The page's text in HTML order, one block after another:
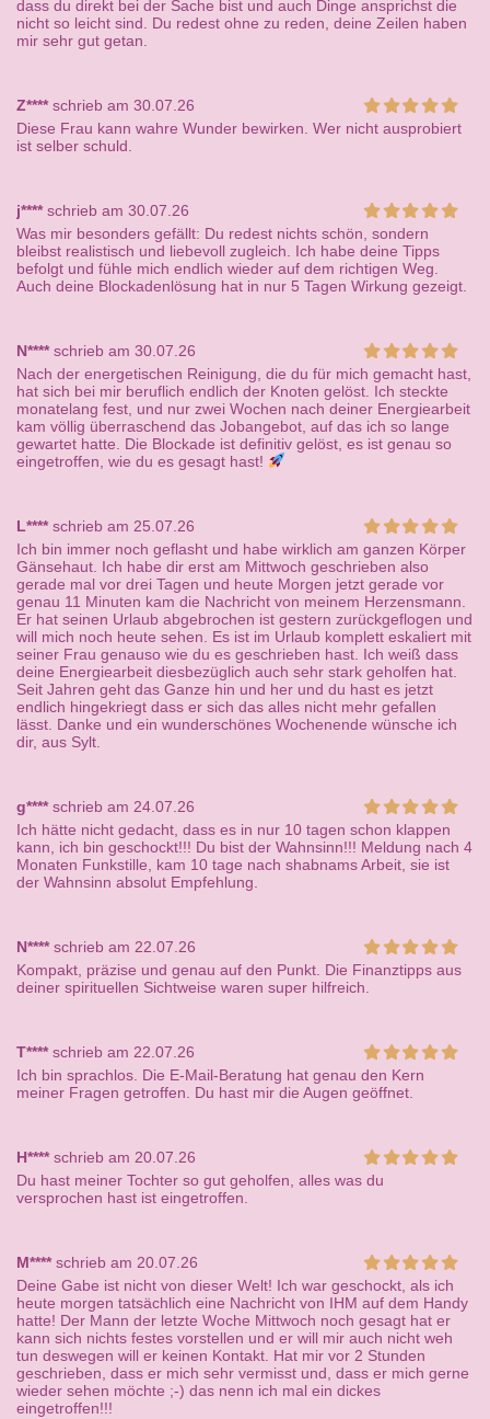
dass du direkt bei der Sache bist und auch Dinge ansprichst die
nicht so leicht sind. Du redest ohne zu reden, deine Zeilen haben
mir sehr gut getan.
Z****schrieb am 30.07.26
Diese Frau kann wahre Wunder bewirken. Wer nicht ausprobiert
ist selber schuld.
j****schrieb am 30.07.26
Was mir besonders gefällt: Du redest nichts schön, sondern
bleibst realistisch und liebevoll zugleich. Ich habe deine Tipps
befolgt und fühle mich endlich wieder auf dem richtigen Weg.
Auch deine Blockadenlösung hat in nur 5 Tagen Wirkung gezeigt.
N****schrieb am 30.07.26
Nach der energetischen Reinigung, die du für mich gemacht hast,
hat sich bei mir beruflich endlich der Knoten gelöst. Ich steckte
monatelang fest, und nur zwei Wochen nach deiner Energiearbeit
kam völlig überraschend das Jobangebot, auf das ich so lange
gewartet hatte. Die Blockade ist definitiv gelöst, es ist genau so
eingetroffen, wie du es gesagt hast!
L****schrieb am 25.07.26
Ich bin immer noch geflasht und habe wirklich am ganzen Körper
Gänsehaut. Ich habe dir erst am Mittwoch geschrieben also
gerade mal vor drei Tagen und heute Morgen jetzt gerade vor
genau 11 Minuten kam die Nachricht von meinem Herzensmann.
Er hat seinen Urlaub abgebrochen ist gestern zurückgeflogen und
will mich noch heute sehen. Es ist im Urlaub komplett eskaliert mit
seiner Frau genauso wie du es geschrieben hast. Ich weiß dass
deine Energiearbeit diesbezüglich auch sehr stark geholfen hat.
Seit Jahren geht das Ganze hin und her und du hast es jetzt
endlich hingekriegt dass er sich das alles nicht mehr gefallen
lässt. Danke und ein wunderschönes Wochenende wünsche ich
dir, aus Sylt.
g****schrieb am 24.07.26
Ich hätte nicht gedacht, dass es in nur 10 tagen schon klappen
kann, ich bin geschockt!!! Du bist der Wahnsinn!!! Meldung nach 4
Monaten Funkstille, kam 10 tage nach shabnams Arbeit, sie ist
der Wahnsinn absolut Empfehlung.
N****schrieb am 22.07.26
Kompakt, präzise und genau auf den Punkt. Die Finanztipps aus
deiner spirituellen Sichtweise waren super hilfreich.
T****schrieb am 22.07.26
Ich bin sprachlos. Die E-Mail-Beratung hat genau den Kern
meiner Fragen getroffen. Du hast mir die Augen geöffnet.
H****schrieb am 20.07.26
Du hast meiner Tochter so gut geholfen, alles was du
versprochen hast ist eingetroffen.
M****schrieb am 20.07.26
Deine Gabe ist nicht von dieser Welt! Ich war geschockt, als ich
heute morgen tatsächlich eine Nachricht von IHM auf dem Handy
hatte! Der Mann der letzte Woche Mittwoch noch gesagt hat er
kann sich nichts festes vorstellen und er will mir auch nicht weh
tun deswegen will er keinen Kontakt. Hat mir vor 2 Stunden
geschrieben, dass er mich sehr vermisst und, dass er mich gerne
wieder sehen möchte ;-) das nenn ich mal ein dickes
eingetroffen!!!